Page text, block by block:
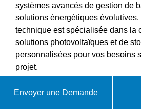
systèmes avancés de gestion de
solutions énergétiques
technique est spécialisée dans la
solutions photovoltaïques et de
personnalisées pour vos besoins
projet.
Envoyer une Demande